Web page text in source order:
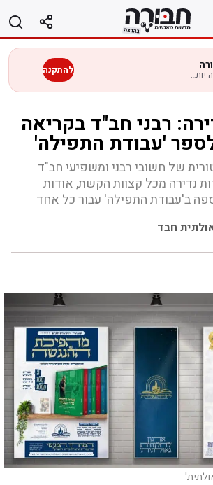
חדשות מאנשים — מהירה יותר בנייד להתקנה
רבני חב"ד בקריאה
'עבודת התפילה'
של חשובי רבני ומשפיעי חב"ד
נדירה מכל קצוות הקשת, אודות
ב'עבודת התפילה' עבור כל אחד
חבד